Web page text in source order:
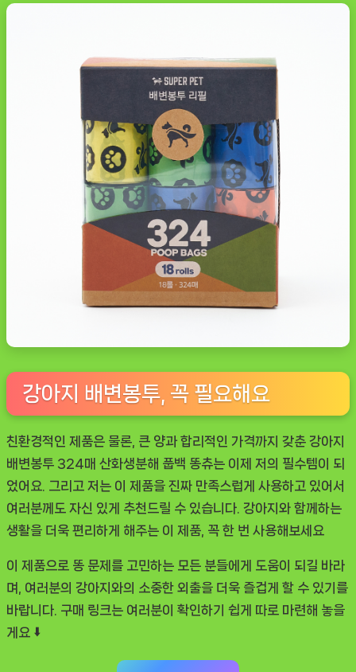
강아지 배변봉투, 꼭 필요해요
친환경적인 제품은 물론, 큰 양과 합리적인 가격까지 갖춘 강아지
배변봉투 324매 산화생분해 풉백 똥츄는 이제 저의 필수템이 되
었어요. 그리고 저는 이 제품을 진짜 만족스럽게 사용하고 있어서
여러분께도 자신 있게 추천드릴 수 있습니다. 강아지와 함께하는
생활을 더욱 편리하게 해주는 이 제품, 꼭 한 번 사용해보세요
이 제품으로 똥 문제를 고민하는 모든 분들에게 도움이 되길 바라
며, 여러분의 강아지와의 소중한 외출을 더욱 즐겁게 할 수 있기를
바랍니다. 구매 링크는 여러분이 확인하기 쉽게 따로 마련해 놓을
게요 ⬇️